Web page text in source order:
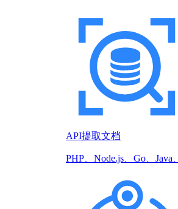
API提取文档
PHP、Node.js、Go、Java